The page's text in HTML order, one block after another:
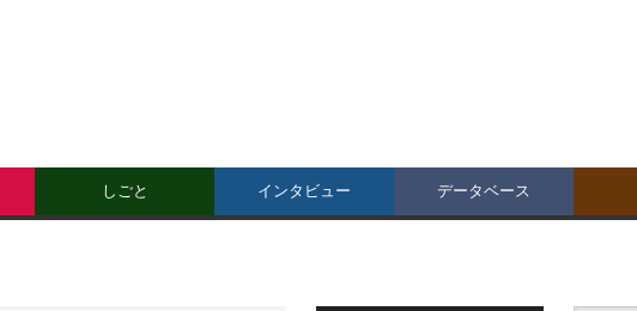
しごと インタビュー データベース